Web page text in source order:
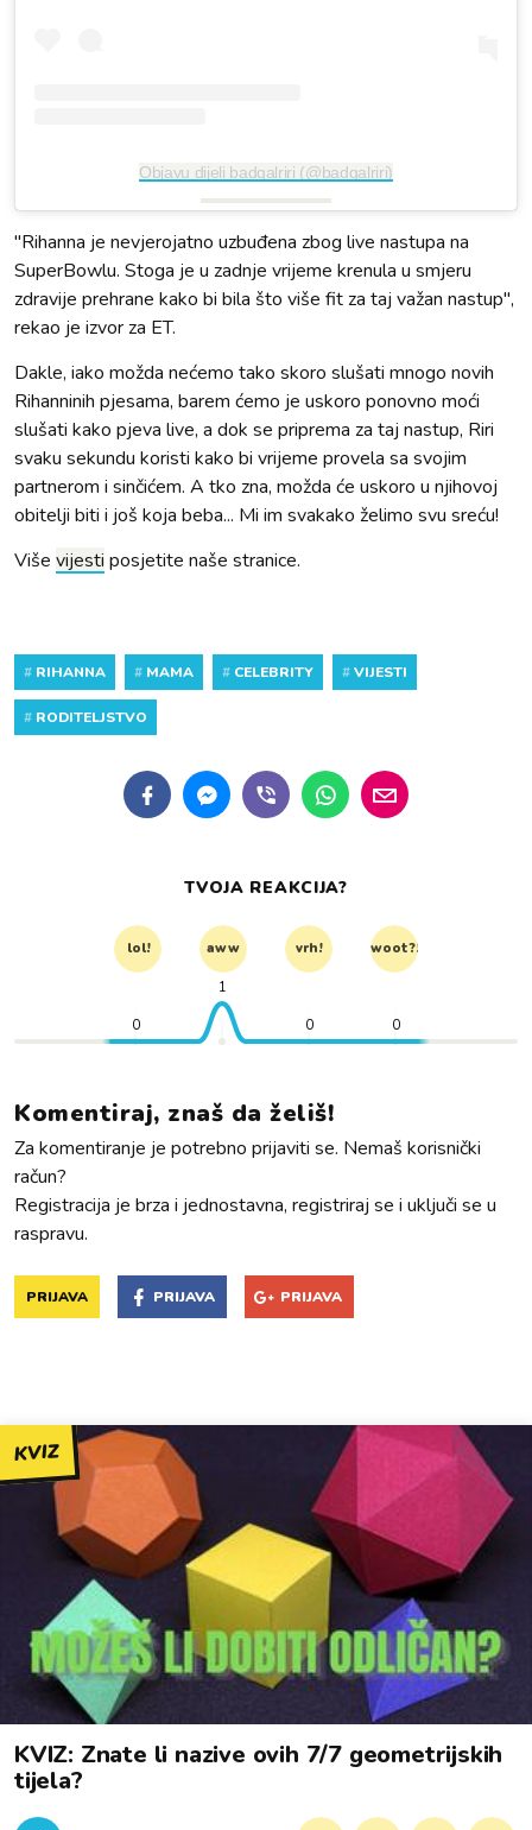
Objavu dijeli badgalriri (@badgalriri)
"Rihanna je nevjerojatno uzbuđena zbog live nastupa na
SuperBowlu. Stoga je u zadnje vrijeme krenula u smjeru
zdravije prehrane kako bi bila što više fit za taj važan nastup",
rekao je izvor za ET.
Dakle, iako možda nećemo tako skoro slušati mnogo novih
Rihanninih pjesama, barem ćemo je uskoro ponovno moći
slušati kako pjeva live, a dok se priprema za taj nastup, Riri
svaku sekundu koristi kako bi vrijeme provela sa svojim
partnerom i sinčićem. A tko zna, možda će uskoro u njihovoj
obitelji biti i još koja beba... Mi im svakako želimo svu sreću!
Više vijesti posjetite naše stranice.
# RIHANNA # MAMA # CELEBRITY #VIJESTI
# RODITELJSTVO
TVOJA REAKCIJA?
lol! aww vrh! woot?!
0
1
0 0
Komentiraj, znaš da želiš!
Za komentiranje je potrebno prijaviti se. Nemaš korisnički
račun?
Registracija je brza i jednostavna, registriraj se i uključi se u
raspravu.
PRIJAVA PRIJAVA PRIJAVA
KVIZ
KVIZ: Znate li nazive ovih 7/7 geometrijskih
tijela?